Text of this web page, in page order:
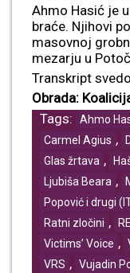
Ahmo Hasić je
braće. Njihovi
masovnoj
mezarju u
Transkript
Obrada:
Tags:
Ahmo
Carmel Agius ,
Glas žrtava ,
Ljubiša Beara ,
Popović i drugi
Ratni zločini ,
Victims’ Voice ,
VRS , Vujadin